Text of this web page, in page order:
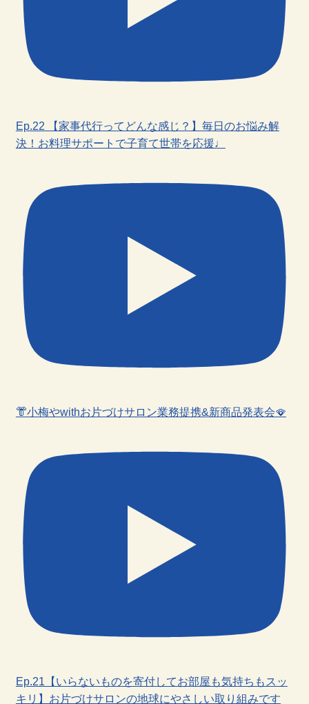
Ep.22 【家事代行ってどんな感じ？】毎日のお悩み解
決！お料理サポートで子育て世帯を応援♩
👘小梅やwithお片づけサロン業務提携&新商品発表会🪭
Ep.21【いらないものを寄付してお部屋も気持ちもスッ
キリ】お片づけサロンの地球にやさしい取り組みです